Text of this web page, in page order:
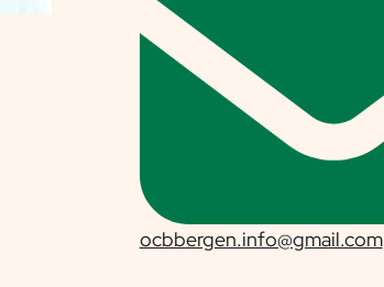
ocbbergen.info@gmail.com